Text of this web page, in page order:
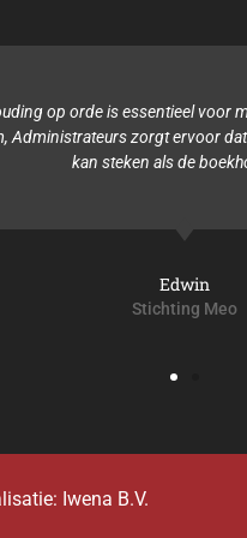
mijn organisatie. Viehmann &
dat ik mijn tijd in andere dingen
Iwena B.V.